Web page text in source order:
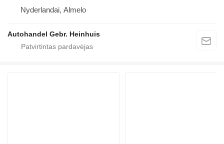
Nyderlandai, Almelo
Autohandel Gebr. Heinhuis